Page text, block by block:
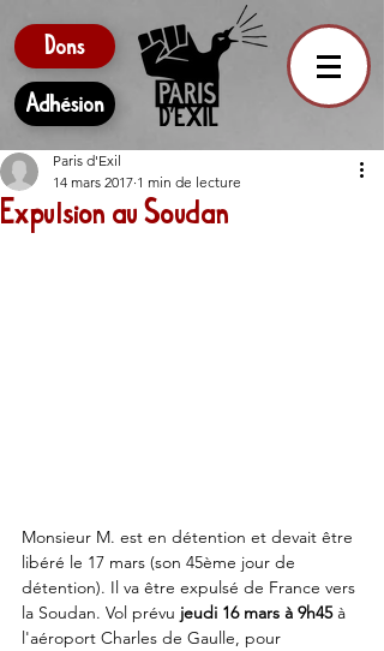
Dons
Adhésion
Expulsion au Soudan
Paris d'Exil
14 mars 2017 1 min de lecture
Monsieur M. est en détention et devait être
libéré le 17 mars (son 45ème jour de
détention). Il va être expulsé de France vers
la Soudan. Vol prévu jeudi 16 mars à 9h45 à
l'aéroport Charles de Gaulle, pour